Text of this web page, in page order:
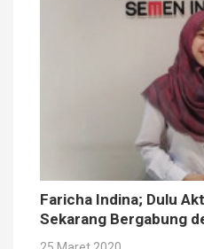
Faricha Indina; Dulu
Sekarang Bergabung